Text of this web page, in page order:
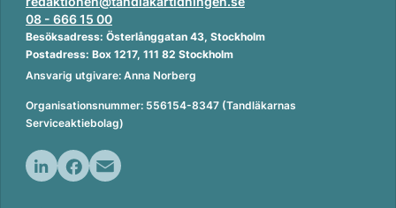
08 - 666 15 00
Besöksadress: Österlånggatan 43, Stockholm
Postadress: Box 1217, 111 82 Stockholm
Ansvarig utgivare: Anna Norberg
Organisationsnummer: 556154-8347 (Tandläkarnas
Serviceaktiebolag)